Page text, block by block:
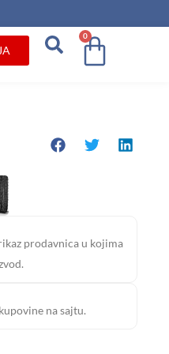
0
Cart
prodavnica u kojima
na sajtu.